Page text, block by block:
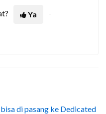
Ya
di pasang ke Dedicated